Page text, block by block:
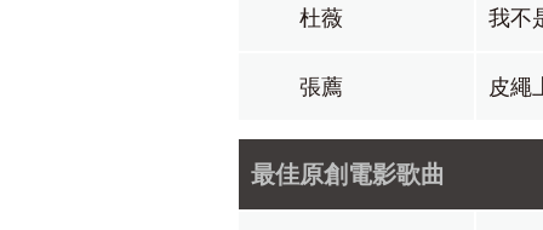
杜薇 我不
張薦 皮繩
最佳原創電影歌曲